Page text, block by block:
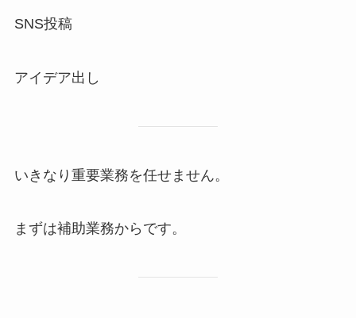
SNS投稿
アイデア出し
いきなり重要業務を任せません。
まずは補助業務からです。